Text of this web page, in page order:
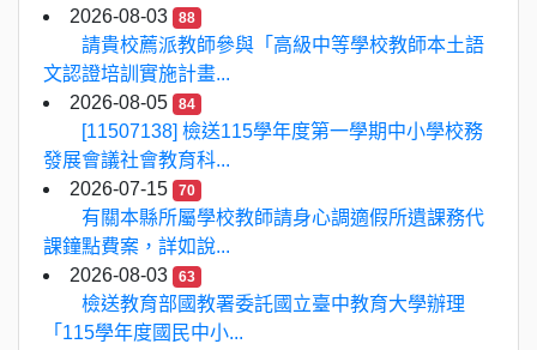
2026-08-03
88
請貴校薦派教師參與「高級中等學校教師本土語
文認證培訓實施計畫...
2026-08-05
84
[11507138] 檢送115學年度第一學期中小學校務
發展會議社會教育科...
2026-07-15
70
有關本縣所屬學校教師請身心調適假所遺課務代
課鐘點費案，詳如說...
2026-08-03
63
檢送教育部國教署委託國立臺中教育大學辦理
「115學年度國民中小...